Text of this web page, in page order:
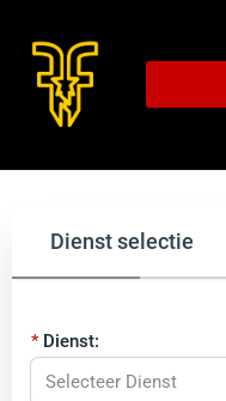
Dienst selectie
Dienst:
Selecteer Dienst